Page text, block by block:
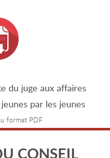
du juge aux affaires
par les jeunes
format PDF
CONSEIL